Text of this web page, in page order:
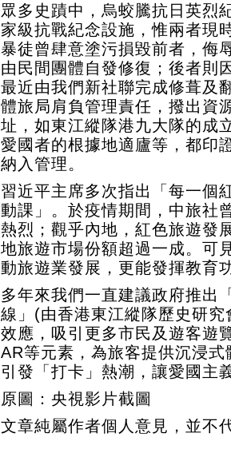
眾多史蹟中，烏蛟騰抗日英烈
家級抗戰紀念設施，惟兩者現
暴徒曾肆意塗污損毀前者，侮
由民間團體自發修復；後者則
最近由我們新社聯完成修葺及
體旅局肩負管理責任，撥出資
址，如東江縱隊港九大隊的成
愛國者的根據地適廬等，都印
納入管理。
習近平主席多次指出「每一個
動課」。於疫情期間，中旅社
熱烈；觀乎內地，紅色旅遊發
地旅遊市場份額超過一成。可
動旅遊業發展，更能發揮教育
多年來我們一直建議政府推出
線」(由香港東江縱隊歷史研
效應，吸引更多市民及遊客遊
AR等元素，為旅客提供沉浸
引發「打卡」熱潮，讓愛國主
原圖：央視影片截圖
文章純屬作者個人意見，並不